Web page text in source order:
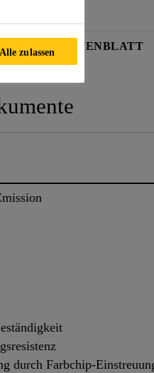
PRODUKTDATENBLATT
durch Farbchip-
Alle zulassen